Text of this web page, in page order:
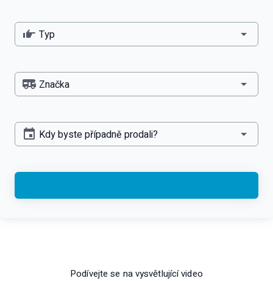
Typ
Značka
Kdy byste případně prodali?
Podívejte se na vysvětlující video